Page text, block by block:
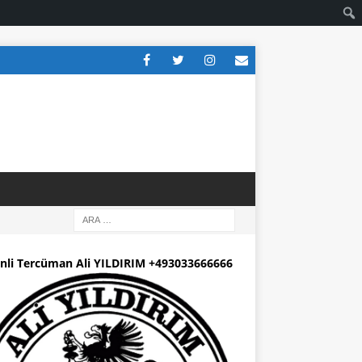
Tercüman Ali YILDIRIM +493033666666